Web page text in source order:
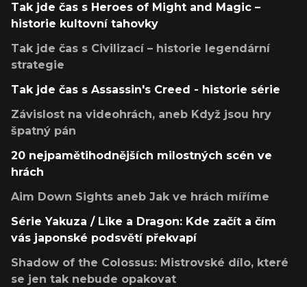
Tak jde čas s Heroes of Might and Magic –
historie kultovní tahovky
Tak jde čas s Civilizací – historie legendární
strategie
Tak jde čas s Assassin's Creed - historie série
Závislost na videohrách, aneb Když jsou hry
špatný pán
20 nejpamětihodnějších milostných scén ve
hrách
Aim Down Sights aneb Jak ve hrách míříme
Série Yakuza / Like a Dragon: Kde začít a čím
vás japonské podsvětí překvapí
Shadow of the Colossus: Mistrovské dílo, které
se jen tak nebude opakovat